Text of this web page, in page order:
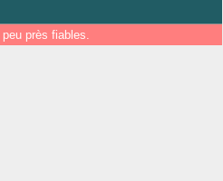
près fiables.